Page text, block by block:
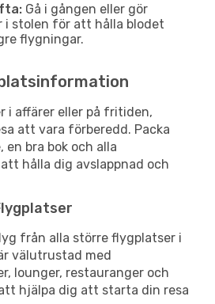
Gå i gången eller gör
i stolen för att hålla blodet
flygningar.
i affärer eller på fritiden,
att vara förberedd. Packa
en bra bok och alla
hålla dig avslappnad och
från alla större flygplatser i
välutrustad med
lounger, restauranger och
hjälpa dig att starta din resa